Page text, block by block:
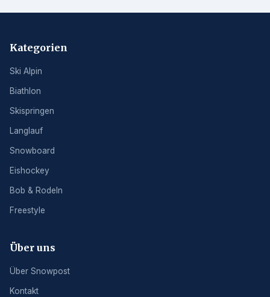
Kategorien
Ski Alpin
Biathlon
Skispringen
Langlauf
Snowboard
Eishockey
Bob & Rodeln
Freestyle
Über uns
Über Snowpost
Kontakt